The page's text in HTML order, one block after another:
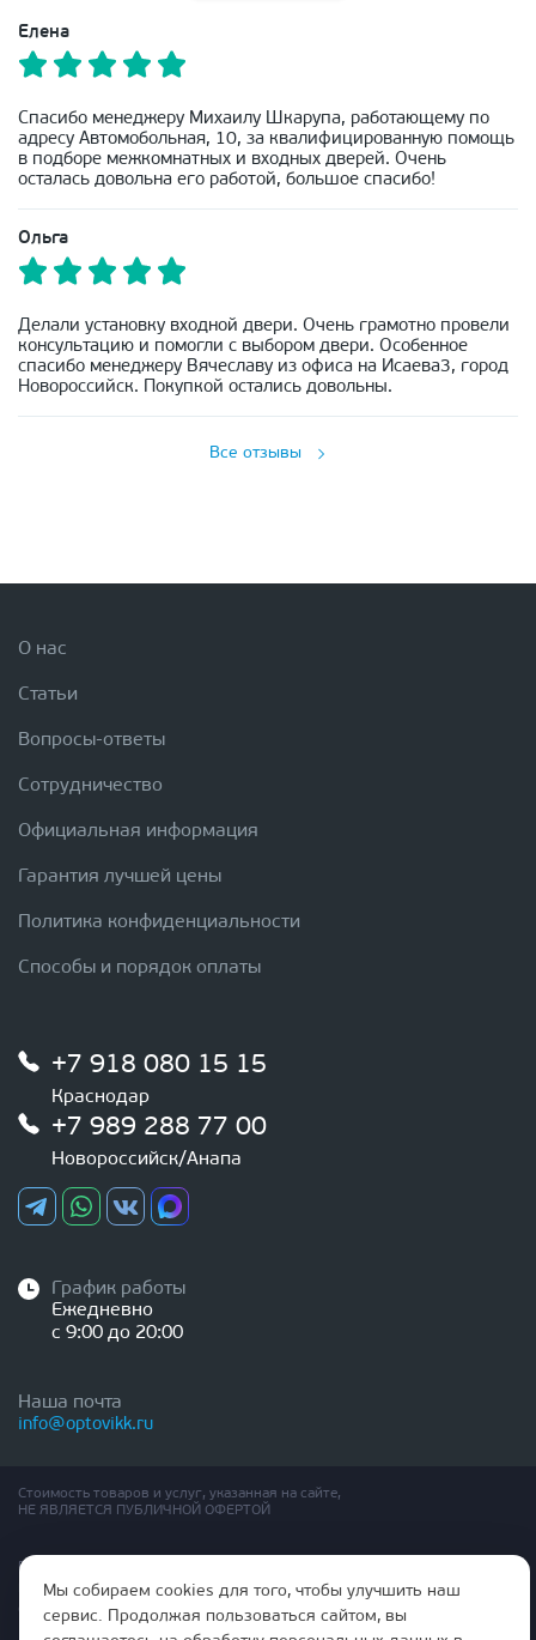
Елена
Спасибо менеджеру Михаилу Шкарупа, работающему по
адресу Автомобольная, 10, за квалифицированную помощь
в подборе межкомнатных и входных дверей. Очень
осталась довольна его работой, большое спасибо!
Ольга
Делали установку входной двери. Очень грамотно провели
консультацию и помогли с выбором двери. Особенное
спасибо менеджеру Вячеславу из офиса на Исаева3, город
Новороссийск. Покупкой остались довольны.
Все отзывы
О нас
Статьи
Вопросы-ответы
Сотрудничество
Официальная информация
Гарантия лучшей цены
Политика конфиденциальности
Способы и порядок оплаты
+7 918 080 15 15
Краснодар
+7 989 288 77 00
Новороссийск/Анапа
График работы
Ежедневно
с 9:00 до 20:00
Наша почта
info@optovikk.ru
Стоимость товаров и услуг, указанная на сайте,
НЕ ЯВЛЯЕТСЯ ПУБЛИЧНОЙ ОФЕРТОЙ
Правила эксплутации входных и межкомнатных дверей
Политика обработки персональных данных
Согласие на обработку персональных данных
Мы собираем cookies для того, чтобы улучшить наш
сервис. Продолжая пользоваться сайтом, вы